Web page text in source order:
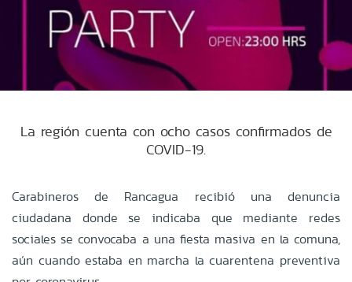
La región cuenta con ocho casos confirmados de
COVID-19.
Carabineros de Rancagua recibió una denuncia
ciudadana donde se indicaba que mediante redes
sociales se convocaba a una fiesta masiva en la comuna,
aún cuando estaba en marcha la cuarentena preventiva